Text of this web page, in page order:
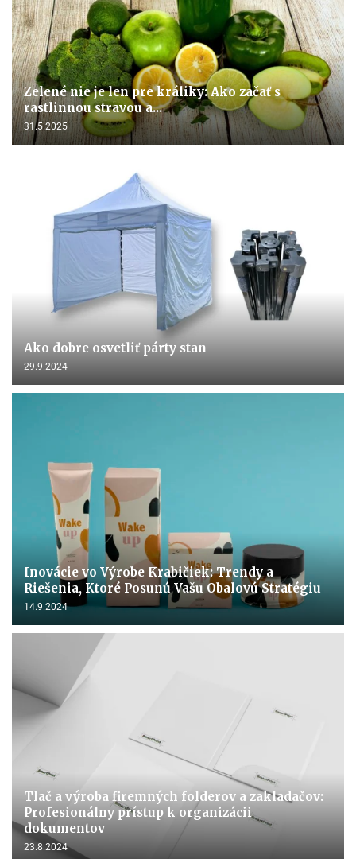
Zelené nie je len pre králiky: Ako začať s
rastlinnou stravou a...
31.5.2025
Ako dobre osvetliť párty stan
29.9.2024
Inovácie vo Výrobe Krabičiek: Trendy a
Riešenia, Ktoré Posunú Vašu Obalovú Stratégiu
14.9.2024
Tlač a výroba firemných folderov a zakladačov:
Profesionálny prístup k organizácii
dokumentov
23.8.2024